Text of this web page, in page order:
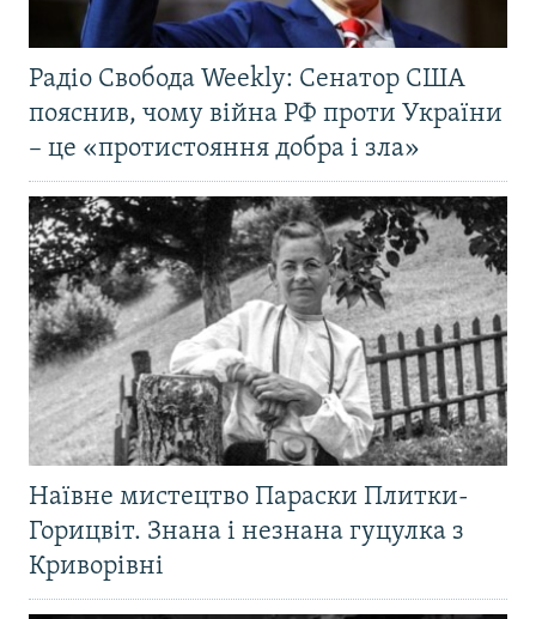
Радіо Свобода Weekly: Сенатор США
пояснив, чому війна РФ проти України
– це «протистояння добра і зла»
Наївне мистецтво Параски Плитки-
Горицвіт. Знана і незнана гуцулка з
Криворівні